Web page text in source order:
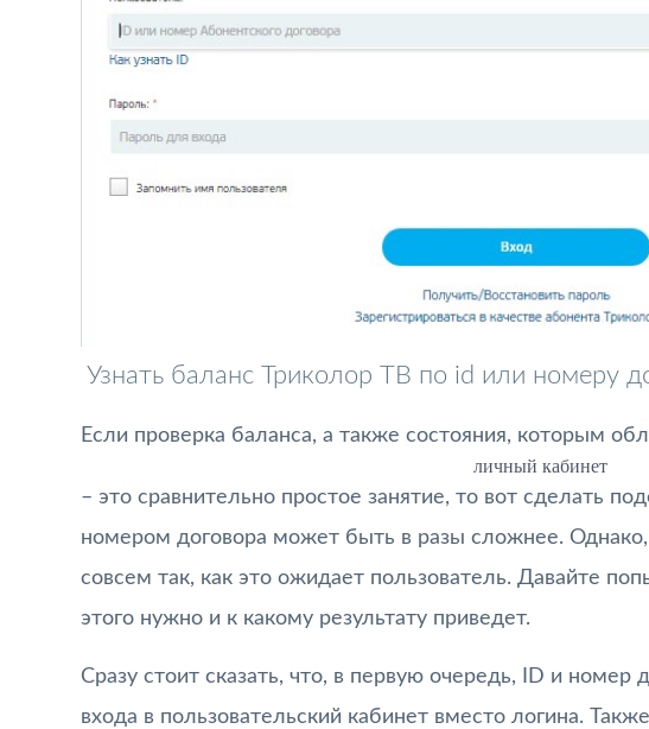
Узнать баланс Триколор ТВ по id или номеру
Если проверка баланса, а также состояния, которым
личный кабинет
– это сравнительно простое занятие, то вот сделать
номером договора может быть в разы сложнее.
совсем так, как это ожидает пользователь. Давайте
этого нужно и к какому результату приведет.
Сразу стоит сказать, что, в первую очередь, ID и номер
входа в пользовательский кабинет вместо логина.